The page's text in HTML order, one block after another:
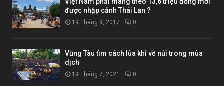
được nhập cảnh Thái Lan ?
19 Tháng 9, 2017 0
Vũng Tàu tìm cách lùa khỉ về núi trong mùa
dịch
19 Tháng 7, 2021 0